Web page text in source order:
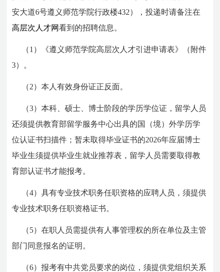
安大道6号遵义师范学院行政楼432），投递时请备注在
高层次人才网看到的招聘信息。
（1）《遵义师范学院高层次人才引进申请表》（附件
3）。
（2）本人有效身份证正反面。
（3）本科、硕士、博士阶段的学历学位证，留学人员
还须提供教育部留学服务中心出具的国（境）外学历学
位认证书扫描件；暂未取得毕业证书的2026年应届博士
毕业生须提供毕业生就业推荐表，留学人员需要取得教
育部认证书才能报考。
（4）具有专业技术职务任职资格的应聘人员，须提供
专业技术职务任职资格证书。
（5）在职人员需提供有人事管理权的所在单位及主管
部门同意报名的证明。
（6）报考有中共党员要求的岗位，须提供党组织关系